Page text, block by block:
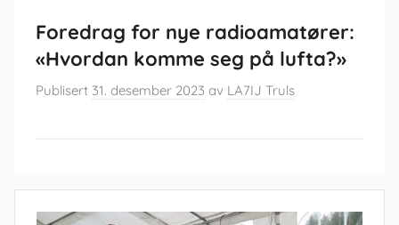
Foredrag for nye radioamatører:
«Hvordan komme seg på lufta?»
Publisert 31. desember 2023 av LA7IJ Truls